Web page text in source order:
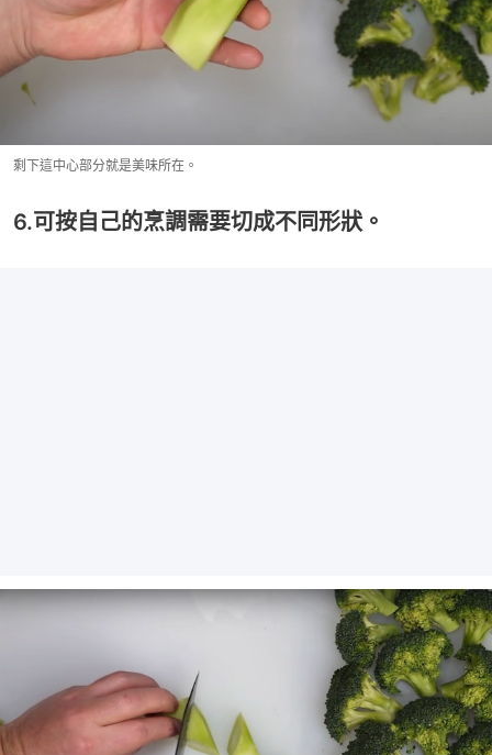
剩下這中心部分就是美味所在。
6.可按自己的烹調需要切成不同形狀。